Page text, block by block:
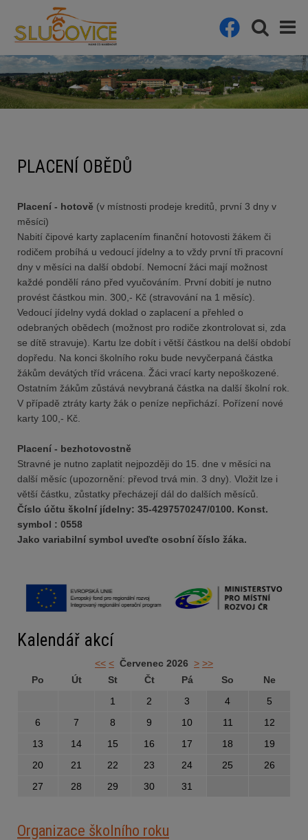
PLACENÍ OBĚDŮ
Placení - hotově (v místnosti prodeje kreditů, první 3 dny v
měsíci)
Nabití čipové karty zaplacením finanční hotovosti žákem či
rodičem probíhá u vedoucí jídelny a to vždy první tři pracovní
dny v měsíci na další období. Nemocní žáci mají možnost
každé pondělí ráno před vyučováním. První dobití je nutno
provést částkou min. 300,- Kč (stravování na 1 měsíc).
Vedoucí jídelny vydá doklad o zaplacení a přehled o
odebraných obědech (možnost pro rodiče zkontrolovat si, zda
se dítě stravuje). Kartu lze dobít i větší částkou na delší období
dopředu. Na konci školního roku bude nevyčerpaná částka
žákům devátých tříd vrácena. Žáci vrací karty nepoškozené.
Ostatním žákům zůstává nevybraná částka na další školní rok.
V případě ztráty karty žák o peníze nepřichází. Pořízení nové
karty 100,- Kč.
Placení - bezhotovostně
Stravné je nutno zaplatit nejpozději do 15. dne v měsíci na
další měsíc (upozornění: převod trvá min. 3 dny). Vložit lze i
větší částku, zůstatky přecházejí dál do dalších měsíců.
Číslo účtu školní jídelny: 35-4297570247/0100. Konst.
symbol : 0558
Jako variabilní symbol uveďte osobní číslo žáka.
Kalendář akcí
<< < Červenec 2026 > >>
Po
Út St Čt Pá So
Ne
1
2 3 4
5
6
7 8 9 10 11
12
13
14 15 16 17 18
19
20
21 22 23 24 25
26
27
28 29 30 31
Organizace školního roku